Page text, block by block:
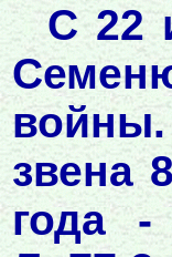
С 22
войны.
звена
года -